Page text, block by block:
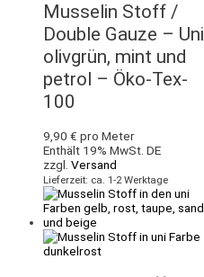
Musselin Stoff /
Double Gauze – Uni
olivgrün, mint und
petrol – Öko-Tex-
100
9,90 € pro Meter
Enthält 19% MwSt. DE
zzgl. Versand
Lieferzeit: ca. 1-2 Werktage